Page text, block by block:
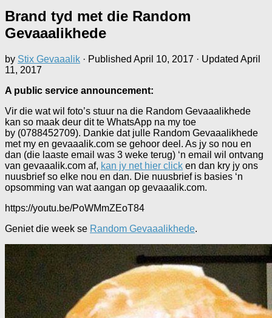
Brand tyd met die Random
Gevaaalikhede
by Stix Gevaaalik · Published April 10, 2017 · Updated April
11, 2017
A public service announcement:
Vir die wat wil foto’s stuur na die Random Gevaaalikhede
kan so maak deur dit te WhatsApp na my toe
by (0788452709). Dankie dat julle Random Gevaaalikhede
met my en gevaaalik.com se gehoor deel. As jy so nou en
dan (die laaste email was 3 weke terug) ‘n email wil ontvang
van gevaaalik.com af, kan jy net hier click en dan kry jy ons
nuusbrief so elke nou en dan. Die nuusbrief is basies ‘n
opsomming van wat aangan op gevaaalik.com.
https://youtu.be/PoWMmZEoT84
Geniet die week se Random Gevaaalikhede.